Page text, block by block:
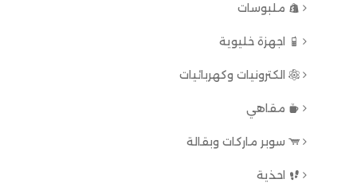
ملبوسات
اجهزة خليوية
الكترونيات وكهربائيات
مقاهي
سوبر ماركات وبقالة
احذية